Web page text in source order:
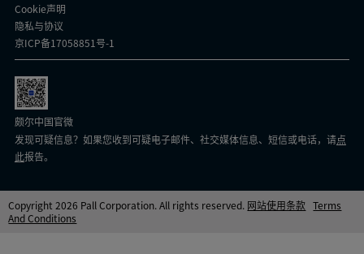
Cookie声明
隐私与协议
京ICP备17058851号-1
颇尔中国官微
发现可疑信息？如果您收到可疑电子邮件、社交媒体信息、短信或电话，请点
此报告。
Copyright 2026 Pall Corporation. All rights reserved. 网站使用条款 Terms
And Conditions